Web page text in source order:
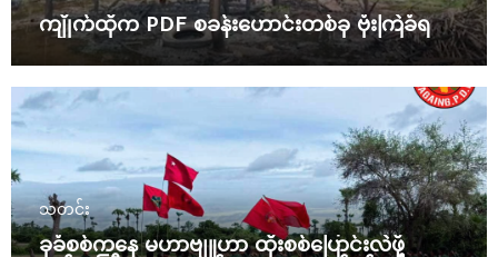
ကျိုက်ထိုက PDF စခန်းဟောင်းတစ်ခု ဗုံးကြဲခံရ
သတင်း
ခုခံစစ်ကနေ မဟာဗျူဟာ ထိုးစစ်ပြောင်းလဲဖို့